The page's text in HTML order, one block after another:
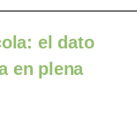
el dato
en plena